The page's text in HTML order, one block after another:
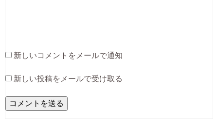
新しいコメントをメールで通知
新しい投稿をメールで受け取る